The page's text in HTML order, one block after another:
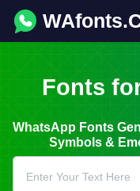
Fonts
WhatsApp Fonts
Symbols &